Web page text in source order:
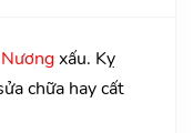
xấu. Kỵ
chữa hay cất